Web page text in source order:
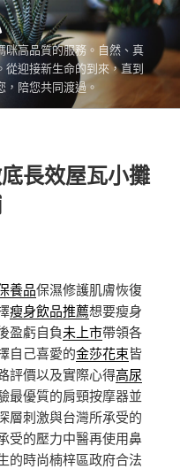
咪高品質的服務。自然、真
迎接新生命的到來，直到
陪您共同渡過。
長效屋瓦小攤
養品保濕修護肌膚恢復
瘦身飲品推薦想要瘦身
盈虧自負未上市帶領各
自己喜愛的金莎花束皆
評價以及實際心得高尿
最優質的肩頸按摩器並
層刺激與台灣所承受的
受的壓力中醫再使用鼻
的時尚楠梓區政府合法